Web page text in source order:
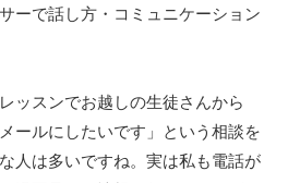
ーで話し方・コミュニケーション
ッスンでお越しの生徒さんから
ールにしたいです」という相談を
人は多いですね。実は私も電話が